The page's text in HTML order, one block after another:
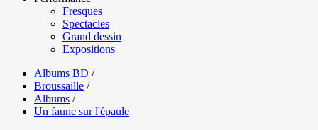
Fresques
Spectacles
Grand dessin
Expositions
Albums BD /
Broussaille /
Albums /
Un faune sur l'épaule